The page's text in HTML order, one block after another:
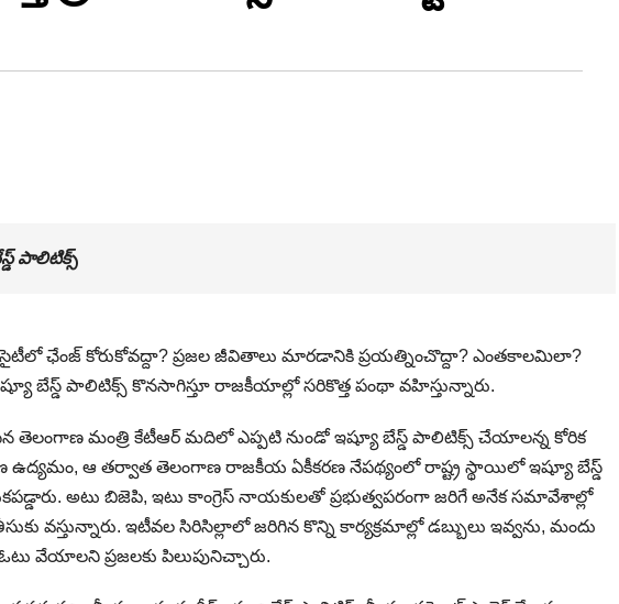
పాలిటిక్స్
ఛేంజ్ కోరుకోవ‌ద్దా? ప్ర‌జ‌ల జీవితాలు మార‌డానికి ప్ర‌య‌త్నించొద్దా? ఎంత‌కాల‌మిలా?
బేస్డ్ పాలిటిక్స్ కొన‌సాగిస్తూ రాజ‌కీయాల్లో స‌రికొత్త పంథా వ‌హిస్తున్నారు.
తెలంగాణ‌ మంత్రి కేటీఆర్ మదిలో ఎప్పటి నుండో ఇష్యూ బేస్డ్ పాలిటిక్స్ చేయాలన్న కోరిక
ఉద్యమం, ఆ తర్వాత తెలంగాణ రాజకీయ ఏకీకరణ నేపథ్యంలో రాష్ట్ర స్థాయిలో ఇష్యూ బేస్డ్
అటు బిజెపి, ఇటు కాంగ్రెస్ నాయకులతో ప్రభుత్వపరంగా జరిగే అనేక సమావేశాల్లో
వ‌స్తున్నారు. ఇటీవల సిరిసిల్లాలో జరిగిన కొన్ని కార్యక్రమాల్లో డబ్బులు ఇవ్వ‌ను, మందు
వేయాలని ప్ర‌జ‌ల‌కు పిలుపునిచ్చారు.